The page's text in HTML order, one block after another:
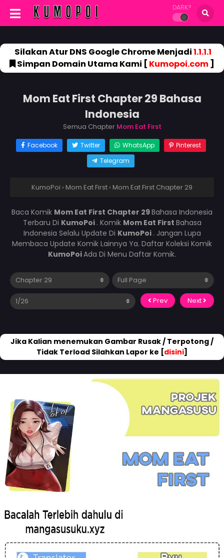
DARK?
Silakan Atur DNS Google Chrome Menjadi1.1.1.1
Simpan Domain Utama Kami [ Kumopoi.com]
Mom Eat First Chapter 29 Bahasa
Indonesia
Semua Chapter Mom Eat First
Facebook Twitter WhatsApp
Pinterest
Telegram
KumoPoi › Mom Eat First › Mom Eat First Chapter 29
Baca Komik Mom Eat First Chapter 29Bahasa Indonesia
Terbaru Di KumoPoi . Komik Mom Eat First Bahasa
Indonesia Selalu Update Di KumoPoi . Jangan Lupa
Membaca Update Komik Lainnya Ya. Daftar Koleksi Komik
KumoPoiAda Di Menu Daftar Komik.
Prev Next
Jika Kalian menemukan Gambar Rusak / Terpotong /
Tidak Terload Silahkan Lapor ke [disini]